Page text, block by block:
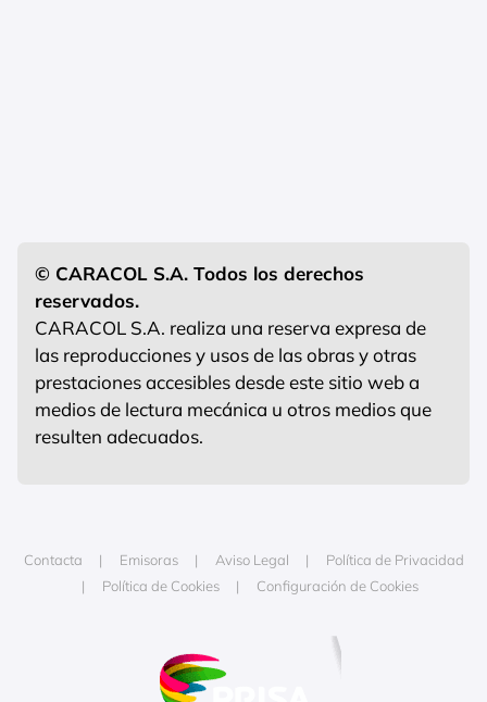
© CARACOL S.A. Todos los derechos
reservados.
CARACOL S.A. realiza una reserva expresa de
las reproducciones y usos de las obras y otras
prestaciones accesibles desde este sitio web a
medios de lectura mecánica u otros medios que
resulten adecuados.
Contacta Emisoras Aviso Legal
Política de Privacidad
Política de Cookies
Configuración de Cookies